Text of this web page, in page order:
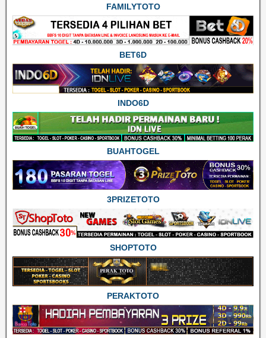
FAMILYTOTO
BET6D
INDO6D
BUAHTOGEL
3PRIZETOTO
SHOPTOTO
PERAKTOTO